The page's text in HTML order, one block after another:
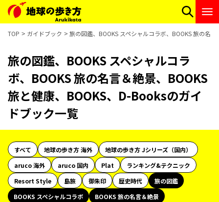
TOP ガイドブック 旅の図鑑、BOOKS スペシャルコラボ、BOOKS 旅の名
旅の図鑑、BOOKS スペシャルコラ
ボ、BOOKS 旅の名言＆絶景、BOOKS
旅と健康、BOOKS、D-Booksのガイ
ドブック一覧
すべて 地球の歩き方 海外
地球の歩き方 Jシリーズ（国内）
aruco 海外
aruco 国内 Plat
ランキング&テクニック
Resort Style
島旅 御朱印 歴史時代
旅の図鑑
BOOKS スペシャルコラボ
BOOKS 旅の名言＆絶景